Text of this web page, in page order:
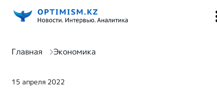
Главная Экономика
15 апреля 2022